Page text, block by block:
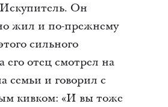
Он
жил и по-прежнему
сильного
его отец смотрел на
семьи и говорил с
кивком: «И вы тоже